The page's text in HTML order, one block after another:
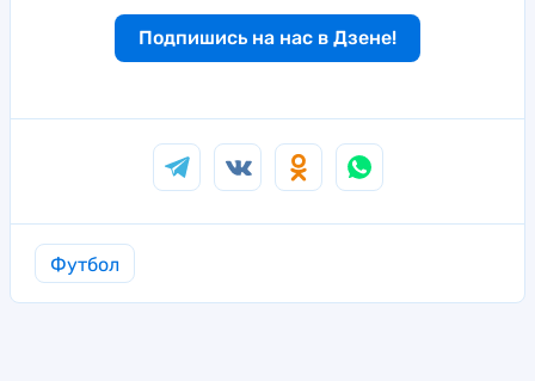
Подпишись на нас в Дзене!
Футбол